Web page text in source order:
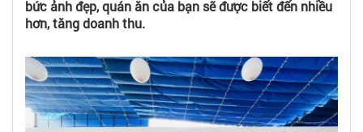
bức ảnh đẹp, quán ăn của bạn sẽ được biết đến nhiều
hơn, tăng doanh thu.